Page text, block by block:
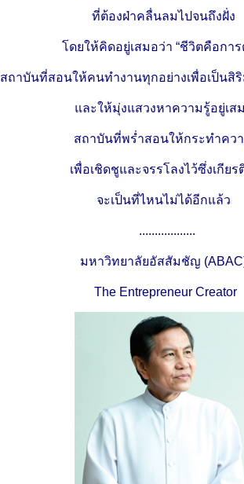
ที่ต้องฝ่าคลื่นลมไปจนถึงฝั่ง
โดยให้คิดอยู่เสมอว่า “ชีวิตคือการ
สถาบันที่สอนให้คนทำงานทุกอย่างเพื่อเป็นสิริ
และให้มุ่งแสวงหาความรู้อยู่เส
สถาบันที่พร่ำสอนให้กระทำคว
เพื่อเชิดชูและจรรโลงไว้ซึ่งเกียร
จะเป็นที่ไหนไม่ได้อีกแล้ว
..................
มหาวิทยาลัยอัสสัมชัญ
The Entrepreneur Creator